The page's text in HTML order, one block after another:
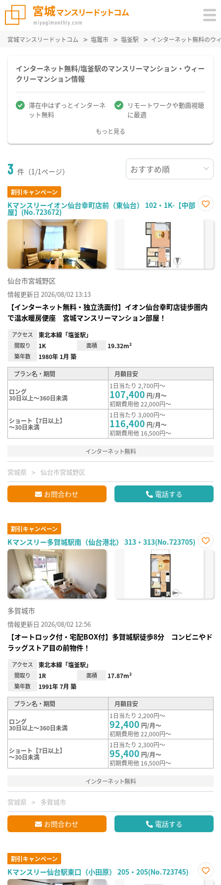
宮城マンスリードットコム 塩竈市 塩釜駅 インターネット無料のウ
インターネット無料/塩釜駅のマンスリーマンション・ウィー
クリーマンション情報
滞在中はずっとインターネ
ット無料
リモートワークや動画視聴
に最適
もっと見る
3 件（1/1ページ）
割引キャンペーン
Kマンスリーイオン仙台幸町店前（東仙台） 102・1K-【中部
屋】(No.723672)
に入
仙台市宮城野区
情報更新日 2026/08/02 13:13
【インターネット無料・独立洗面付】イオン仙台幸町店徒歩圏内
で温水暖房便座 宮城マンスリーマンション部屋！
アクセス 東北本線「塩釜駅」
間取り 1K 面積 19.32m²
築年数 1980年 1月 築
プラン名・期間 月額目安
ロング
30日以上～360日未満
1日当たり 2,700円～
107,400 円/月～
初期費用他 22,000円～
ショート【7日以上】
～30日未満
1日当たり 3,000円～
116,400 円/月～
初期費用他 16,500円～
インターネット無料
宮城県 仙台市宮城野区
お問合わせ 電話する
割引キャンペーン
Kマンスリー多賀城駅南（仙台港北） 313・313(No.723705)
お気
多賀城市
情報更新日 2026/08/02 12:56
【オートロック付・宅配BOX付】多賀城駅徒歩8分 コンビニやド
ラッグストア目の前物件！
アクセス 東北本線「塩釜駅」
間取り 1R 面積 17.87m²
築年数 1991年 7月 築
プラン名・期間 月額目安
ロング
30日以上～360日未満
1日当たり 2,200円～
92,400 円/月～
初期費用他 22,000円～
ショート【7日以上】
～30日未満
1日当たり 2,300円～
95,400 円/月～
初期費用他 16,500円～
インターネット無料
宮城県 多賀城市
お問合わせ 電話する
割引キャンペーン
Kマンスリー仙台駅東口（小田原） 205・205(No.723745)
お気